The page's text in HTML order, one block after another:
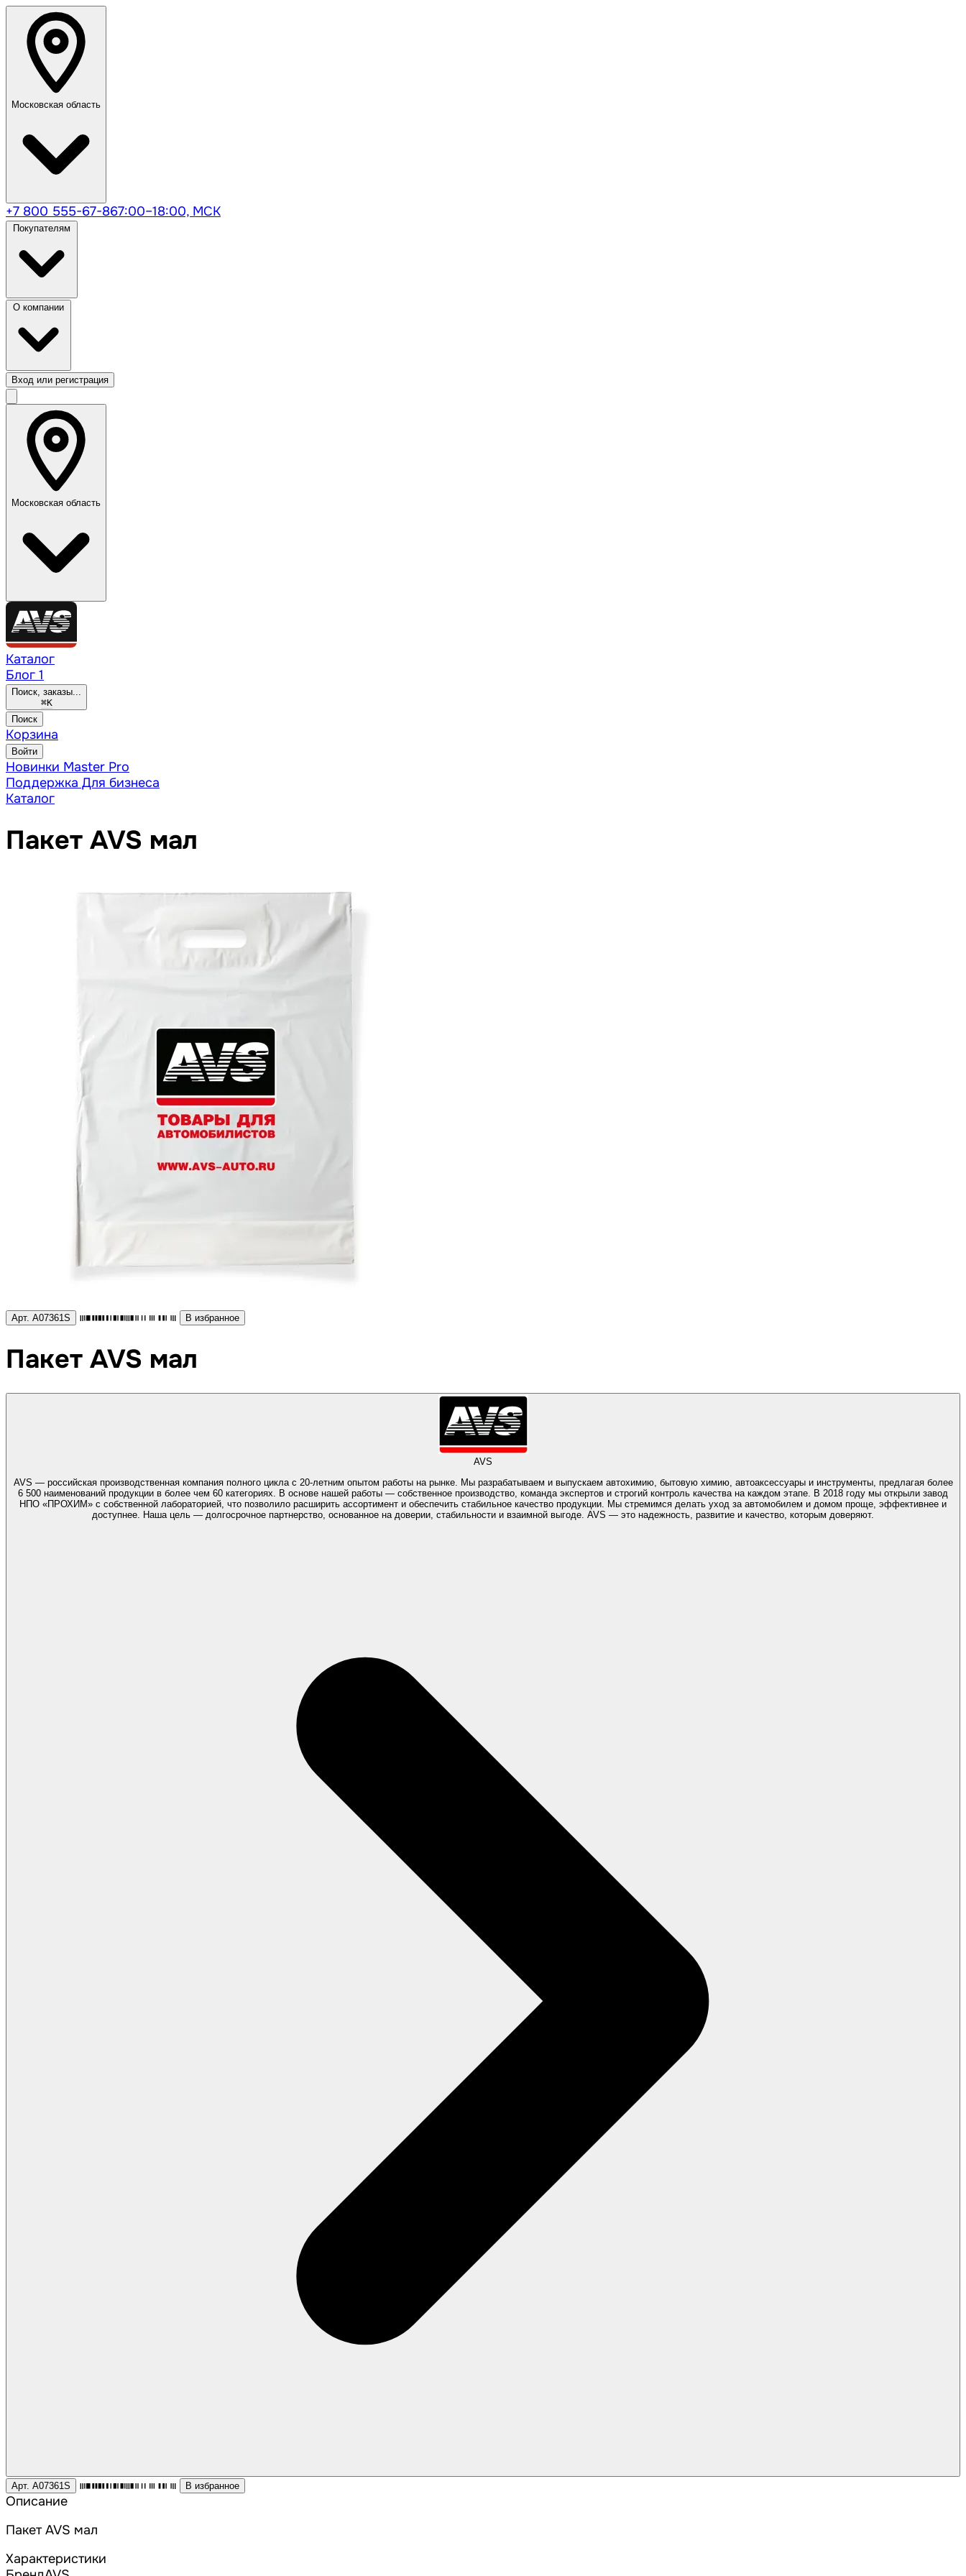
Московская область
+7 800 555-67-867:00–18:00, МСК
Вход или регистрация
Московская область
Каталог
Блог 1
Поиск, заказы...
⌘K
Поиск
Корзина
Войти
Новинки Master Pro
Поддержка Для бизнеса
Каталог
Пакет AVS мал
Арт. A07361S В избранное
Пакет AVS мал
AVS
AVS — российская производственная компания полного цикла с 20-летним опытом работы на рынке. Мы разрабатываем и выпускаем автохимию, бытовую химию, автоаксессуары и инструменты, предлагая более
6 500 наименований продукции в более чем 60 категориях. В основе нашей работы — собственное производство, команда экспертов и строгий контроль качества на каждом этапе. В 2018 году мы открыли завод
НПО «ПРОХИМ» с собственной лабораторией, что позволило расширить ассортимент и обеспечить стабильное качество продукции. Мы стремимся делать уход за автомобилем и домом проще, эффективнее и
доступнее. Наша цель — долгосрочное партнерство, основанное на доверии, стабильности и взаимной выгоде. AVS — это надежность, развитие и качество, которым доверяют.
Арт. A07361S В избранное
Описание
Пакет AVS мал
Характеристики